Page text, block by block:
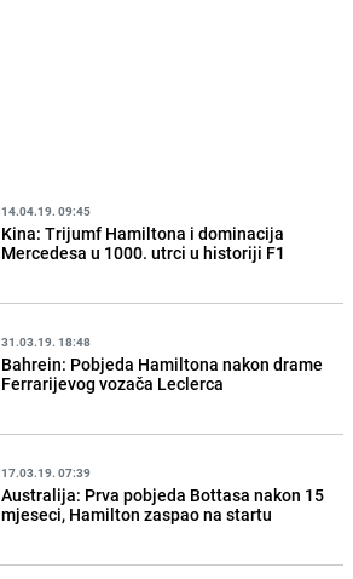
14.04.19. 09:45
Kina: Trijumf Hamiltona i dominacija
Mercedesa u 1000. utrci u historiji F1
31.03.19. 18:48
Bahrein: Pobjeda Hamiltona nakon drame
Ferrarijevog vozača Leclerca
17.03.19. 07:39
Australija: Prva pobjeda Bottasa nakon 15
mjeseci, Hamilton zaspao na startu